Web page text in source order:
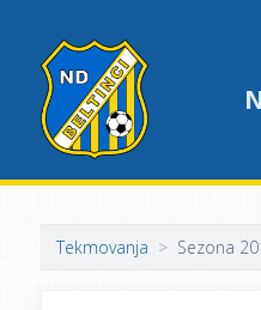
Tekmovanja Sezona